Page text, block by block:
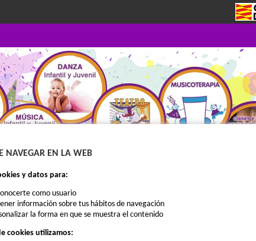
QUIENES SOMOS
NAVEGAR EN LA WEB
y datos para:
como usuario
información sobre tus hábitos de navegación
la forma en que se muestra el contenido
cookies utilizamos: